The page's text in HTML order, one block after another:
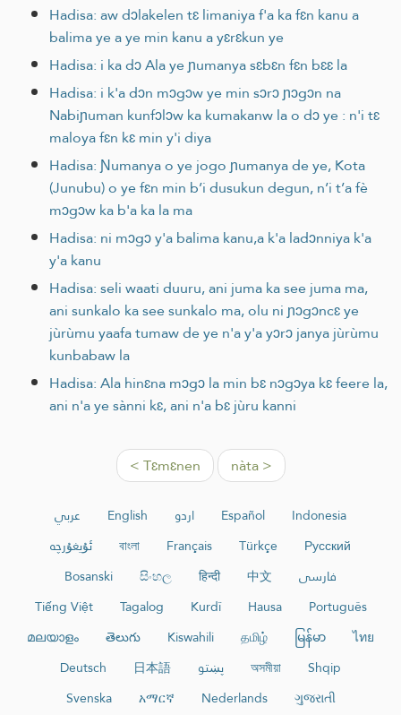
Hadisa: aw dɔlakelen tɛ limaniya f'a ka fɛn kanu a
balima ye a ye min kanu a yɛrɛkun ye
Hadisa: i ka dɔ Ala ye ɲumanya sɛbɛn fɛn bɛɛ la
Hadisa: i k'a dɔn mɔgɔw ye min sɔrɔ ɲɔgɔn na
Nabiɲuman kunfɔlɔw ka kumakanw la o dɔ ye : n'i tɛ
maloya fɛn kɛ min y'i diya
Hadisa: Ɲumanya o ye jogo ɲumanya de ye, Kota
(Junubu) o ye fɛn min b’i dusukun degun, n’i t’a fè
mɔgɔw ka b'a ka la ma
Hadisa: ni mɔgɔ y'a balima kanu,a k'a ladɔnniya k'a
y'a kanu
Hadisa: seli waati duuru, ani juma ka see juma ma,
ani sunkalo ka see sunkalo ma, olu ni ɲɔgɔncɛ ye
jùrùmu yaafa tumaw de ye n'a y'a yɔrɔ janya jùrùmu
kunbabaw la
Hadisa: Ala hinɛna mɔgɔ la min bɛ nɔgɔya kɛ feere la,
ani n'a ye sànni kɛ, ani n'a bɛ jùru kanni
< Tɛmɛnen nàta >
عربي English اردو Español
Indonesia
ئۇيغۇرچە
বাংলা Français Türkçe
Русский
Bosanski
සිංහල हिन्दी 中文
فارسی
Tiếng Việt
Tagalog Kurdî Hausa
Português
മലയാളം
తెలుగు Kiswahili தமிழ் မြန်မာ
ไทย
Deutsch
日本語 پښتو অসমীয়া
Shqip
Svenska
አማርኛ Nederlands
ગુજરાતી